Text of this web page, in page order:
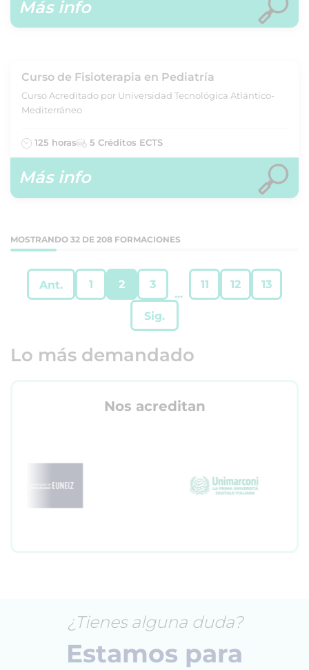
Más info
Curso de Fisioterapia en Pediatría
Curso Acreditado por Universidad Tecnológica Atlántico-
Mediterráneo
125 horas 5 Créditos ECTS
Más info
MOSTRANDO 32 DE 208 FORMACIONES
Ant. 1 2 3
...
11 12 13
Sig.
Lo más demandado
Nos acreditan
¿Tienes alguna duda?
Estamos para